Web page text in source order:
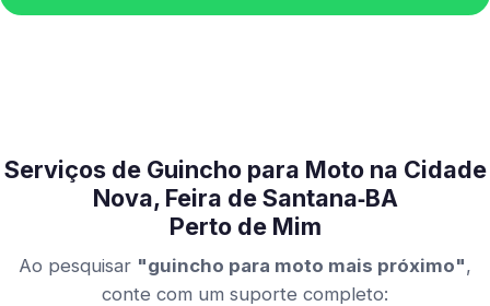
Serviços de Guincho para Moto na Cidade
Nova, Feira de Santana‑BA
Perto de Mim
Ao pesquisar "guincho para moto mais próximo",
conte com um suporte completo: